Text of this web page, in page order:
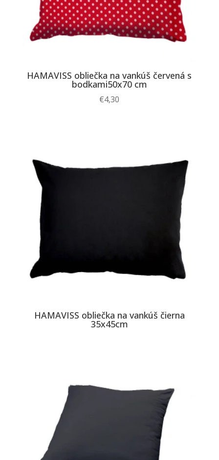
HAMAVISS obliečka na vankúš červená s
bodkami50x70 cm
€4,30
HAMAVISS obliečka na vankúš čierna
35x45cm